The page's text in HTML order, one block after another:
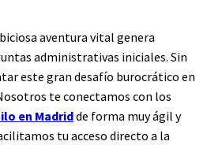
aventura vital genera
administrativas iniciales. Sin
este gran desafío burocrático en
te conectamos con los
en Madridde forma muy ágil y
tu acceso directo a la